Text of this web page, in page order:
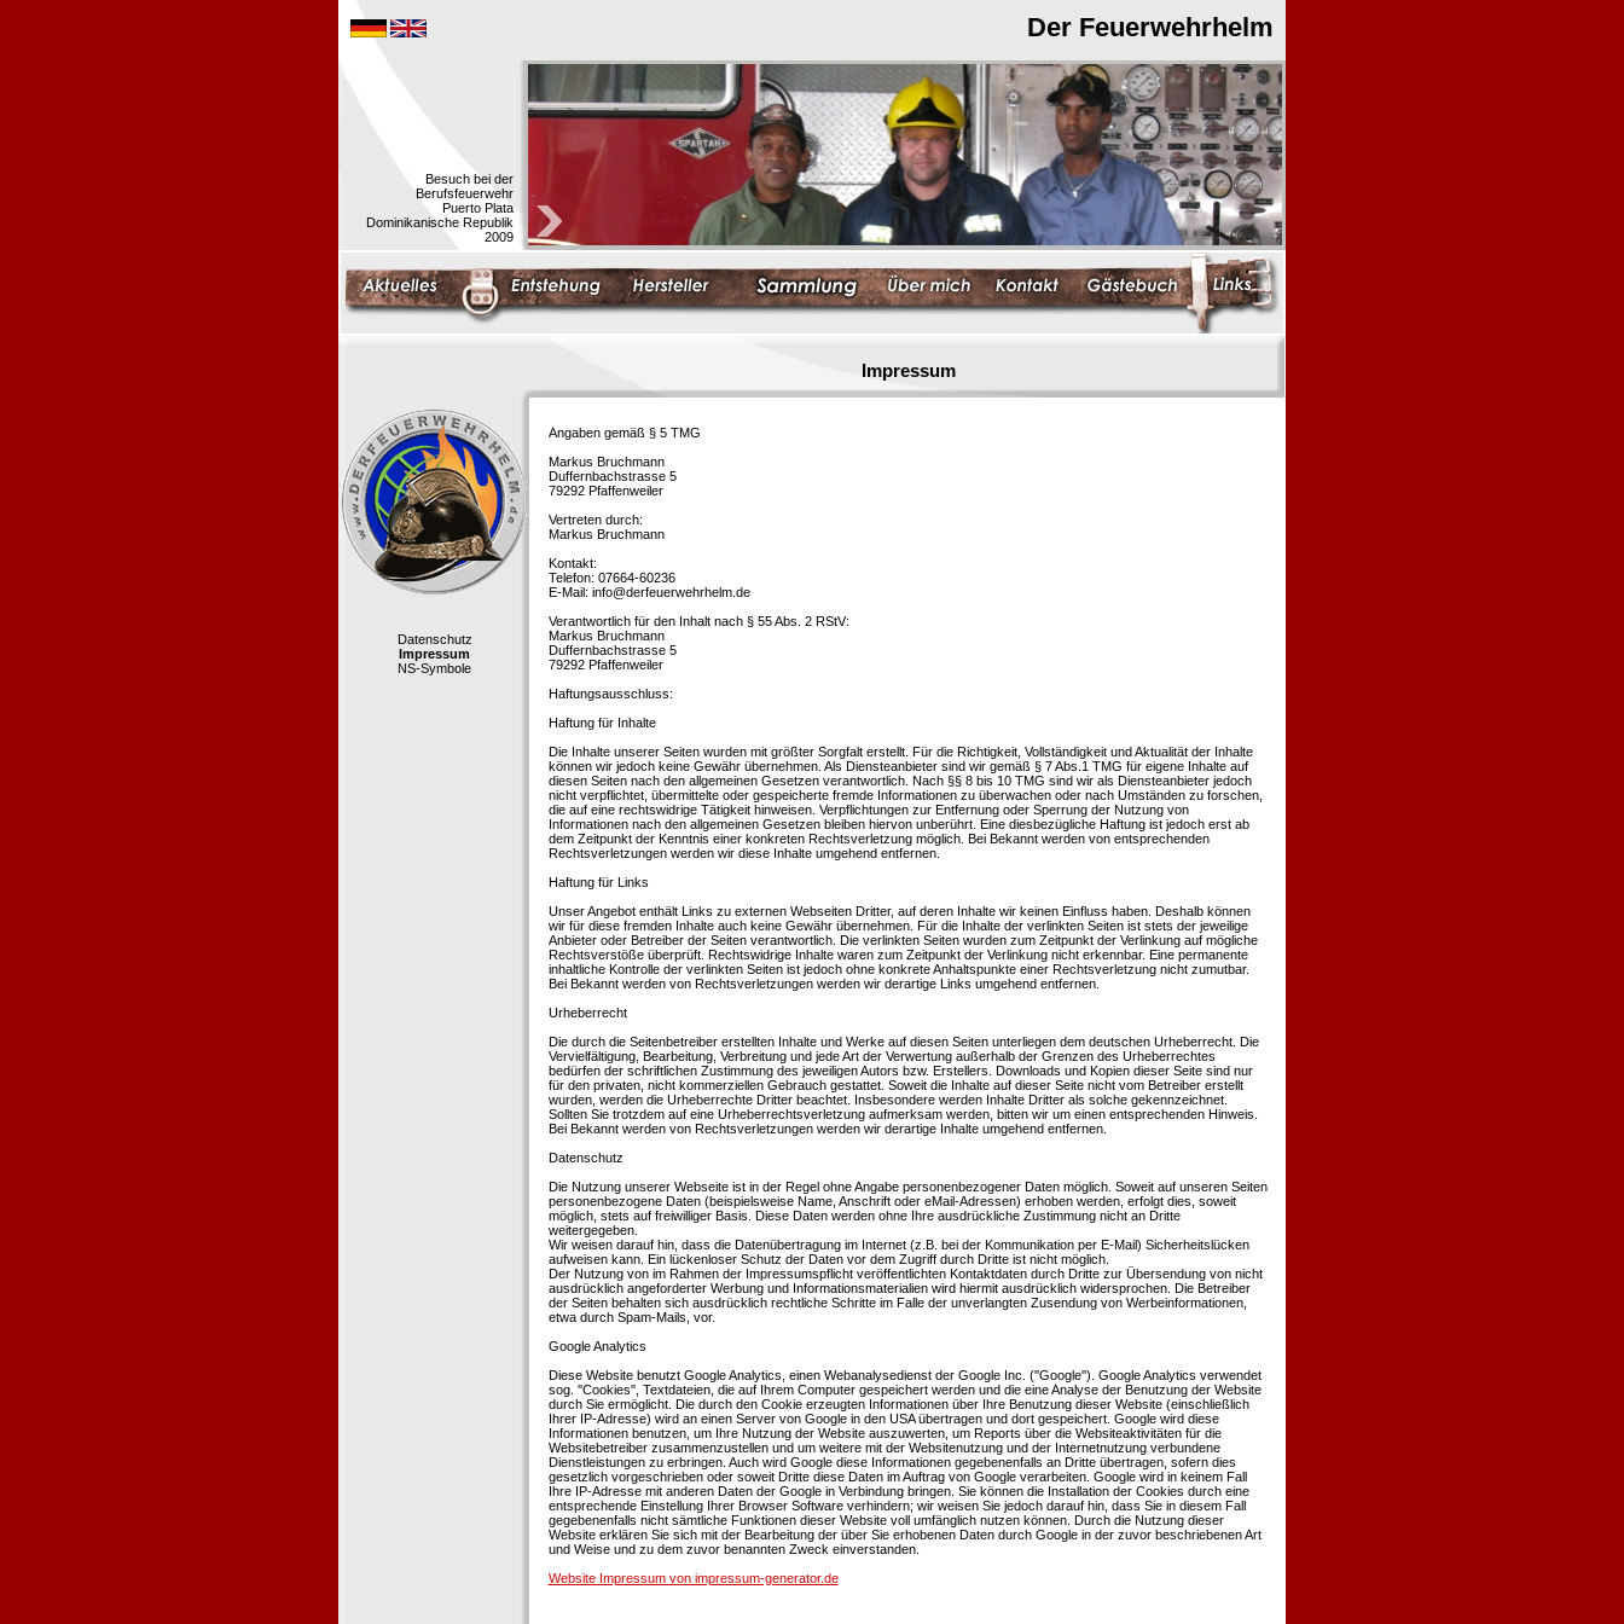
Der Feuerwehrhelm
Besuch bei der
Berufsfeuerwehr
Puerto Plata
Dominikanische Republik
2009
Impressum
Datenschutz
Impressum
NS-Symbole
Angaben gemäß § 5 TMG
Markus Bruchmann
Duffernbachstrasse 5
79292 Pfaffenweiler
Vertreten durch:
Markus Bruchmann
Kontakt:
Telefon: 07664-60236
E-Mail: info@derfeuerwehrhelm.de
Verantwortlich für den Inhalt nach § 55 Abs. 2 RStV:
Markus Bruchmann
Duffernbachstrasse 5
79292 Pfaffenweiler
Haftungsausschluss:
Haftung für Inhalte
Die Inhalte unserer Seiten wurden mit größter Sorgfalt erstellt. Für die Richtigkeit, Vollständigkeit und Aktualität der Inhalte
können wir jedoch keine Gewähr übernehmen. Als Diensteanbieter sind wir gemäß § 7 Abs.1 TMG für eigene Inhalte auf
diesen Seiten nach den allgemeinen Gesetzen verantwortlich. Nach §§ 8 bis 10 TMG sind wir als Diensteanbieter jedoch
nicht verpflichtet, übermittelte oder gespeicherte fremde Informationen zu überwachen oder nach Umständen zu forschen,
die auf eine rechtswidrige Tätigkeit hinweisen. Verpflichtungen zur Entfernung oder Sperrung der Nutzung von
Informationen nach den allgemeinen Gesetzen bleiben hiervon unberührt. Eine diesbezügliche Haftung ist jedoch erst ab
dem Zeitpunkt der Kenntnis einer konkreten Rechtsverletzung möglich. Bei Bekannt werden von entsprechenden
Rechtsverletzungen werden wir diese Inhalte umgehend entfernen.
Haftung für Links
Unser Angebot enthält Links zu externen Webseiten Dritter, auf deren Inhalte wir keinen Einfluss haben. Deshalb können
wir für diese fremden Inhalte auch keine Gewähr übernehmen. Für die Inhalte der verlinkten Seiten ist stets der jeweilige
Anbieter oder Betreiber der Seiten verantwortlich. Die verlinkten Seiten wurden zum Zeitpunkt der Verlinkung auf mögliche
Rechtsverstöße überprüft. Rechtswidrige Inhalte waren zum Zeitpunkt der Verlinkung nicht erkennbar. Eine permanente
inhaltliche Kontrolle der verlinkten Seiten ist jedoch ohne konkrete Anhaltspunkte einer Rechtsverletzung nicht zumutbar.
Bei Bekannt werden von Rechtsverletzungen werden wir derartige Links umgehend entfernen.
Urheberrecht
Die durch die Seitenbetreiber erstellten Inhalte und Werke auf diesen Seiten unterliegen dem deutschen Urheberrecht. Die
Vervielfältigung, Bearbeitung, Verbreitung und jede Art der Verwertung außerhalb der Grenzen des Urheberrechtes
bedürfen der schriftlichen Zustimmung des jeweiligen Autors bzw. Erstellers. Downloads und Kopien dieser Seite sind nur
für den privaten, nicht kommerziellen Gebrauch gestattet. Soweit die Inhalte auf dieser Seite nicht vom Betreiber erstellt
wurden, werden die Urheberrechte Dritter beachtet. Insbesondere werden Inhalte Dritter als solche gekennzeichnet.
Sollten Sie trotzdem auf eine Urheberrechtsverletzung aufmerksam werden, bitten wir um einen entsprechenden Hinweis.
Bei Bekannt werden von Rechtsverletzungen werden wir derartige Inhalte umgehend entfernen.
Datenschutz
Die Nutzung unserer Webseite ist in der Regel ohne Angabe personenbezogener Daten möglich. Soweit auf unseren Seiten
personenbezogene Daten (beispielsweise Name, Anschrift oder eMail-Adressen) erhoben werden, erfolgt dies, soweit
möglich, stets auf freiwilliger Basis. Diese Daten werden ohne Ihre ausdrückliche Zustimmung nicht an Dritte
weitergegeben.
Wir weisen darauf hin, dass die Datenübertragung im Internet (z.B. bei der Kommunikation per E-Mail) Sicherheitslücken
aufweisen kann. Ein lückenloser Schutz der Daten vor dem Zugriff durch Dritte ist nicht möglich.
Der Nutzung von im Rahmen der Impressumspflicht veröffentlichten Kontaktdaten durch Dritte zur Übersendung von nicht
ausdrücklich angeforderter Werbung und Informationsmaterialien wird hiermit ausdrücklich widersprochen. Die Betreiber
der Seiten behalten sich ausdrücklich rechtliche Schritte im Falle der unverlangten Zusendung von Werbeinformationen,
etwa durch Spam-Mails, vor.
Google Analytics
Diese Website benutzt Google Analytics, einen Webanalysedienst der Google Inc. (''Google''). Google Analytics verwendet
sog. ''Cookies'', Textdateien, die auf Ihrem Computer gespeichert werden und die eine Analyse der Benutzung der Website
durch Sie ermöglicht. Die durch den Cookie erzeugten Informationen über Ihre Benutzung dieser Website (einschließlich
Ihrer IP-Adresse) wird an einen Server von Google in den USA übertragen und dort gespeichert. Google wird diese
Informationen benutzen, um Ihre Nutzung der Website auszuwerten, um Reports über die Websiteaktivitäten für die
Websitebetreiber zusammenzustellen und um weitere mit der Websitenutzung und der Internetnutzung verbundene
Dienstleistungen zu erbringen. Auch wird Google diese Informationen gegebenenfalls an Dritte übertragen, sofern dies
gesetzlich vorgeschrieben oder soweit Dritte diese Daten im Auftrag von Google verarbeiten. Google wird in keinem Fall
Ihre IP-Adresse mit anderen Daten der Google in Verbindung bringen. Sie können die Installation der Cookies durch eine
entsprechende Einstellung Ihrer Browser Software verhindern; wir weisen Sie jedoch darauf hin, dass Sie in diesem Fall
gegebenenfalls nicht sämtliche Funktionen dieser Website voll umfänglich nutzen können. Durch die Nutzung dieser
Website erklären Sie sich mit der Bearbeitung der über Sie erhobenen Daten durch Google in der zuvor beschriebenen Art
und Weise und zu dem zuvor benannten Zweck einverstanden.
Website Impressum von impressum-generator.de